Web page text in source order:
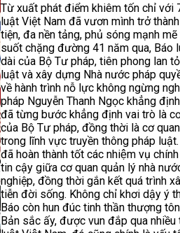
Từ xuất phát điểm khiêm tốn chỉ với
luật Việt Nam đã vươn mình trở
tiện, đa nền tảng, phủ sóng mạnh
suốt chặng đường 41 năm qua, Báo
dài của Bộ Tư pháp, tiên phong lan
luật và xây dựng Nhà nước pháp
về hành trình nỗ lực không ngừng
pháp Nguyễn Thanh Ngọc khẳng
đã từng bước khẳng định vai trò là
của Bộ Tư pháp, đồng thời là cơ
trong lĩnh vực truyền thông pháp
đã hoàn thành tốt các nhiệm vụ
tin cậy giữa cơ quan quản lý nhà
nghiệp, đồng thời gắn kết quá trình
tiễn đời sống. Không chỉ khơi dậy ý
Báo còn hun đúc tinh thần thượng
Bản sắc ấy, được vun đắp qua